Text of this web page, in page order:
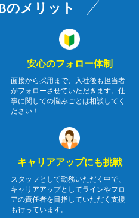
のメリット
安心のフォロー体制
面接から採用まで、入社後も担当者
がフォローさせていただきます。仕
事に関しての悩みごとは相談してく
ださい！
キャリアアップにも挑戦
スタッフとして勤務いただく中で、
キャリアアップとしてラインやフロ
アの責任者を目指していただく支援
も行っています。